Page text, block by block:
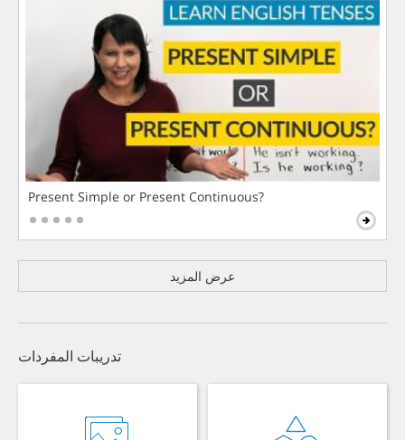
Present Simple or Present Continuous?
عرض المزيد
تدريبات المفردات